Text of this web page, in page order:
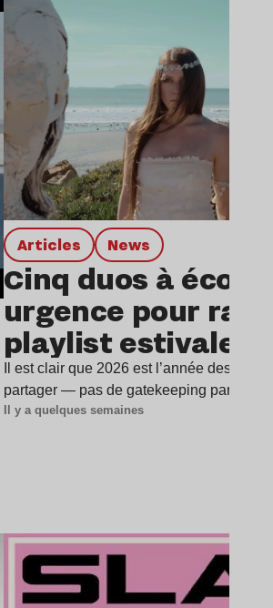
Articles news
Cinq duos à
urgence pour
playlist estivale
Il est clair que 2026 est l’année des
partager — pas de gatekeeping par ici
Il y a quelques semaines
Lire l’article